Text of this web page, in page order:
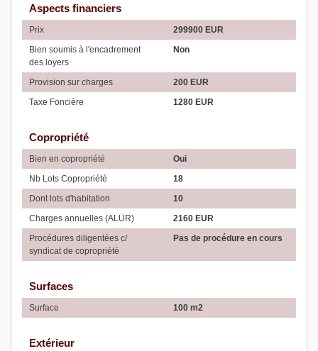
Aspects financiers
Prix
299900 EUR
Bien soumis à l'encadrement
des loyers
Non
Provision sur charges
200 EUR
Taxe Foncière
1280 EUR
Copropriété
Bien en copropriété
Oui
Nb Lots Copropriété
18
Dont lots d'habitation
10
Charges annuelles (ALUR)
2160 EUR
Procédures diligentées c/
syndicat de copropriété
Pas de procédure en cours
Surfaces
Surface 100 m2
Extérieur